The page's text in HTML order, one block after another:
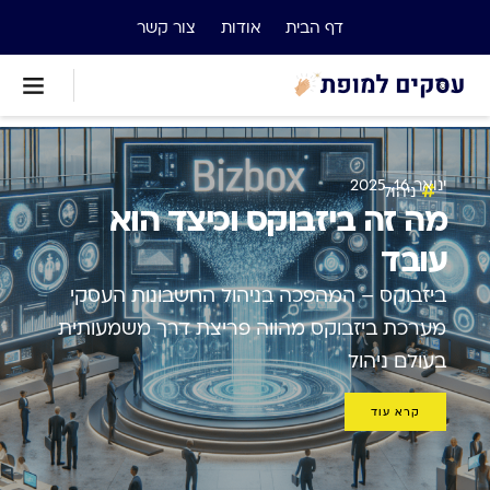
דף הבית אודות צור קשר
ניהולינואר 16, 2025
מה זה ביזבוקס וכיצד הוא
עובד
ביזבוקס – המהפכה בניהול החשבונות העסקי
מערכת ביזבוקס מהווה פריצת דרך משמעותית
בעולם ניהול
קרא עוד